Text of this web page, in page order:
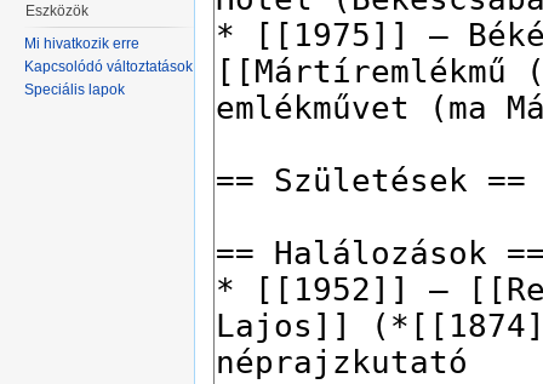
Eszközök
Mi hivatkozik erre
Kapcsolódó változtatások
Speciális lapok